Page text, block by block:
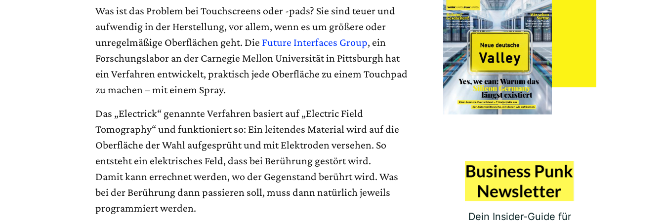
Was ist das Problem bei Touchscreens oder -pads? Sie sind teuer und
aufwendig in der Herstellung, vor allem, wenn es um größere oder
unregelmäßige Oberflächen geht. Die Future Interfaces Group, ein
Forschungslabor an der Carnegie Mellon Universität in Pittsburgh hat
ein Verfahren entwickelt, praktisch jede Oberfläche zu einem Touchpad
zu machen – mit einem Spray.
Das „Electrick“ genannte Verfahren basiert auf „Electric Field
Tomography“ und funktioniert so: Ein leitendes Material wird auf die
Oberfläche der Wahl aufgesprüht und mit Elektroden versehen. So
entsteht ein elektrisches Feld, dass bei Berührung gestört wird.
Damit kann errechnet werden, wo der Gegenstand berührt wird. Was
bei der Berührung dann passieren soll, muss dann natürlich jeweils
programmiert werden.
Dein Insider-Guide für